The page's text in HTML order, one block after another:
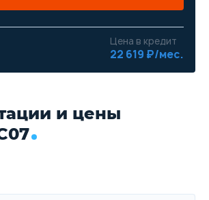
Цена в кредит
22 619 ₽/мес.
и цены